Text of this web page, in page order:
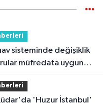
müfredata uygun